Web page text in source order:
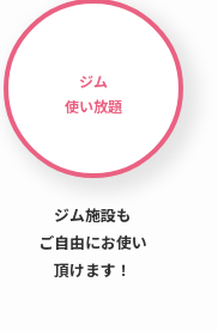
ジム
使い放題
ジム施設も
ご自由にお使い
頂けます！